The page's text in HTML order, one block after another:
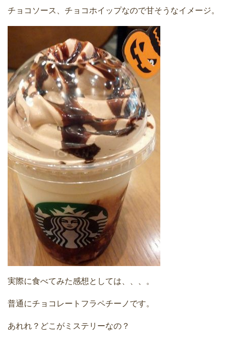
チョコソース、チョコホイップなので甘そうなイメージ。
実際に食べてみた感想としては、、、。
普通にチョコレートフラペチーノです。
あれれ？どこがミステリーなの？